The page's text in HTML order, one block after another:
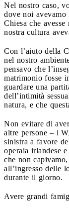
Nel nostro caso,
dove noi avevamo
Chiesa che
nostra cultura
Con l’aiuto della
nel nostro
pensavo che
matrimonio fosse
guardare una
dell’intimità
natura, e che
Non evitare di
altre persone – i
sinistra a favore
operaia irlandese
che non
all’ingresso delle
durante il giorno.
Avere grandi